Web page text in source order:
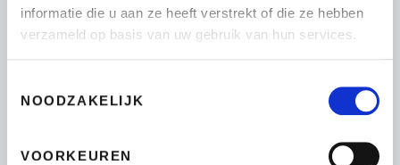
informatie die u aan ze heeft verstrekt of die ze hebben
verzameld op basis van uw gebruik van hun services.
NOODZAKELIJK
VOORKEUREN